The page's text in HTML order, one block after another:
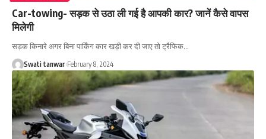
Car-towing- सड़क से उठा ली गई है आपकी कार? जानें कैसे वापस
मिलेगी
सड़क किनारे अगर बिना पार्किंग कार खड़ी कर दी जाए तो ट्रैफिक…
Swati tanwar February 8, 2024